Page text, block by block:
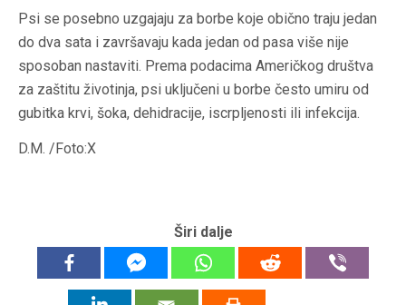
Psi se posebno uzgajaju za borbe koje obično traju jedan
do dva sata i završavaju kada jedan od pasa više nije
sposoban nastaviti. Prema podacima Američkog društva
za zaštitu životinja, psi uključeni u borbe često umiru od
gubitka krvi, šoka, dehidracije, iscrpljenosti ili infekcija.
D.M. /Foto:X
Širi dalje